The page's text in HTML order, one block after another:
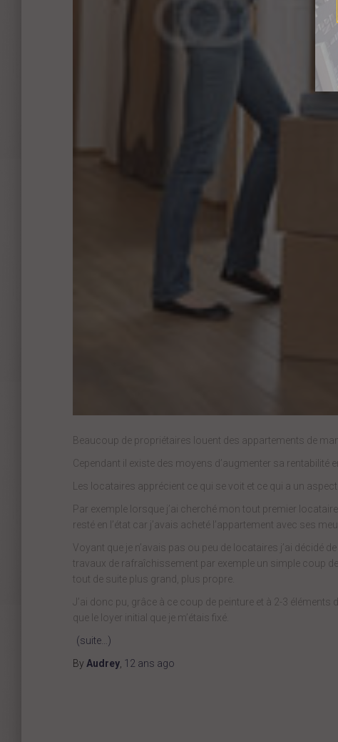
Beaucoup de propriétaires louent des appartements de
Cependant il existe des moyens d’augmenter sa
Les locataires apprécient ce qui se voit et ce qui a un
Par exemple lorsque j’ai cherché mon tout premier
resté en l’état car j’avais acheté l’appartement avec ses
Voyant que je n’avais pas ou peu de locataires j’ai décidé
travaux de rafraîchissement par exemple un simple coup
tout de suite plus grand, plus propre.
J’ai donc pu, grâce à ce coup de peinture et à 2-3
que le loyer initial que je m’étais fixé.
(suite…)
By Audrey 12 ans ago